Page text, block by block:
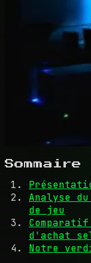
Sommaire
Analyse
de jeu
d'achat
Notre